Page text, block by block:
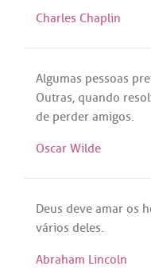
Charles Chaplin
Algumas pessoas
Outras, quando
de perder amigos.
Oscar Wilde
Deus deve amar os
vários deles.
Abraham Lincoln